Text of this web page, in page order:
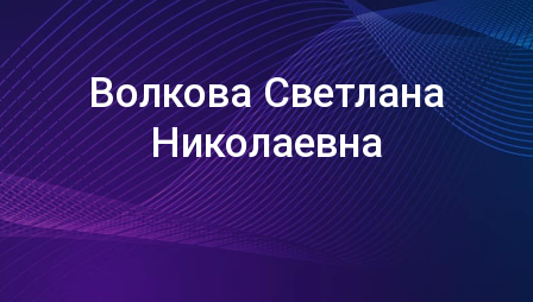
Волкова Светлана
Николаевна